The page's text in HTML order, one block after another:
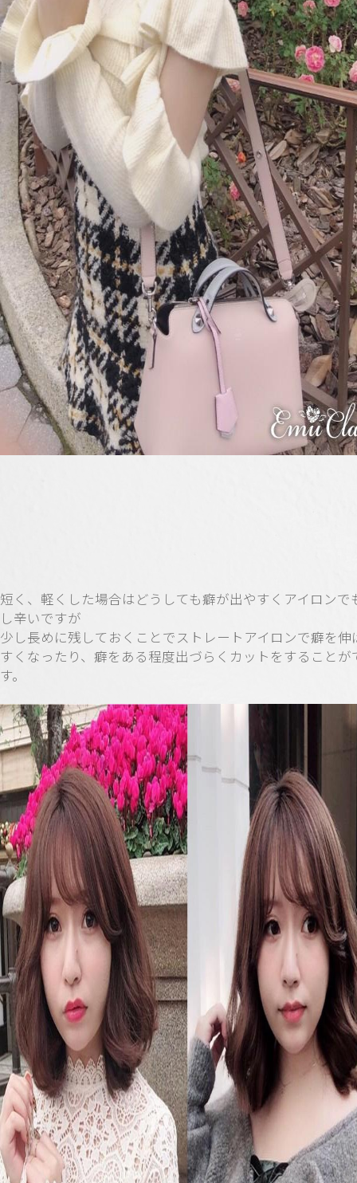
短く、軽くした場合はどうしても癖が出やすくアイロンで
し辛いですが
少し長めに残しておくことでストレートアイロンで癖を伸
すくなったり、癖をある程度出づらくカットをすることが
す。